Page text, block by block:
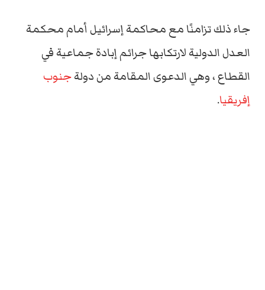
جاء ذلك تزامنًا مع محاكمة إسرائيل أمام محكمة
العدل الدولية لارتكابها جرائم إبادة جماعية في
القطاع ، وهي الدعوى المقامة من دولةجنوب
إفريقيا.